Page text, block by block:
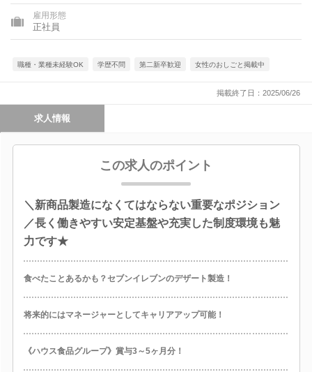
雇用形態
正社員
職種・業種未経験OK 学歴不問 第二新卒歓迎 女性のおしごと掲載中
掲載終了日：2025/06/26
求人情報
この求人のポイント
＼新商品製造になくてはならない重要なポジション
／長く働きやすい安定基盤や充実した制度環境も魅
力です★
食べたことあるかも？セブンイレブンのデザート製造！
将来的にはマネージャーとしてキャリアアップ可能！
《ハウス食品グループ》賞与3～5ヶ月分！